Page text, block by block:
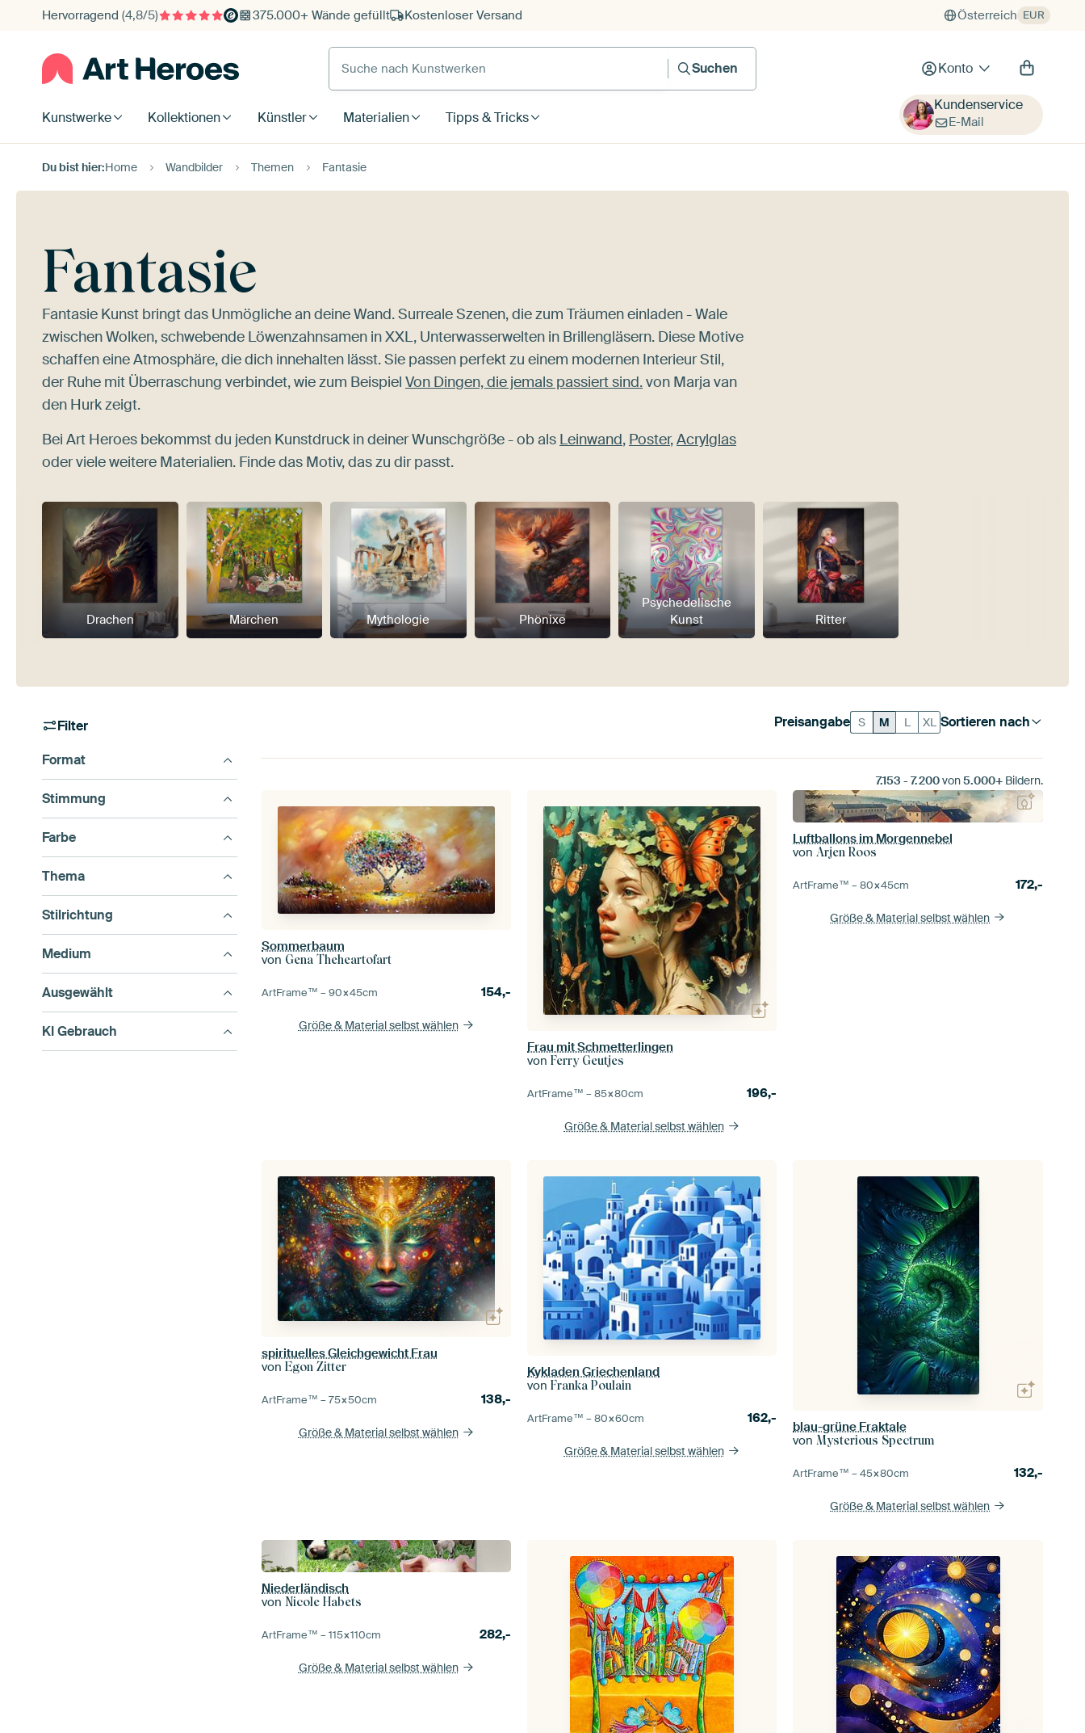
Hervorragend (4,8/5) 375.000+ Wände gefüllt Kostenloser Versand Österreich EUR
Suche nach Kunstwerken
Suchen
Konto
Kunstwerke Kollektionen Künstler Materialien Tipps & Tricks
Kundenservice
E-Mail
Du bist hier:Home Wandbilder Themen Fantasie
Fantasie
Fantasie Kunst bringt das Unmögliche an deine Wand. Surreale Szenen, die zum Träumen einladen - Wale
zwischen Wolken, schwebende Löwenzahnsamen in XXL, Unterwasserwelten in Brillengläsern. Diese Motive
schaffen eine Atmosphäre, die dich innehalten lässt. Sie passen perfekt zu einem modernen Interieur Stil,
der Ruhe mit Überraschung verbindet, wie zum Beispiel Von Dingen, die jemals passiert sind.von Marja van
den Hurk zeigt.
Bei Art Heroes bekommst du jeden Kunstdruck in deiner Wunschgröße - ob als Leinwand, Poster,Acrylglas
oder viele weitere Materialien. Finde das Motiv, das zu dir passt.
Drachen Märchen Mythologie Phönixe
Psychedelische
Kunst
Ritter
Filter
Format
Stimmung
Farbe
Thema
Stilrichtung
Medium
Ausgewählt
KI Gebrauch
Sortieren nach
Preisangabe S M L XL
7.153 - 7.200von5.000+Bildern.
Sommerbaum
von Gena Theheartofart
ArtFrame™ –90×45cm 154,-
Größe & Material selbst wählen
Frau mit Schmetterlingen
vonFerry Geutjes
ArtFrame™ –85×80cm 196,-
Größe & Material selbst wählen
Luftballons im Morgennebel
vonArjen Roos
ArtFrame™ –80×45cm 172,-
Größe & Material selbst wählen
spirituelles Gleichgewicht Frau
vonEgon Zitter
ArtFrame™ –75×50cm 138,-
Größe & Material selbst wählen
Kykladen Griechenland
vonFranka Poulain
ArtFrame™ –80×60cm 162,-
Größe & Material selbst wählen
blau-grüne Fraktale
vonMysterious Spectrum
ArtFrame™ –45×80cm 132,-
Größe & Material selbst wählen
Niederländisch
von Nicole Habets
ArtFrame™ –115×110cm 282,-
Größe & Material selbst wählen